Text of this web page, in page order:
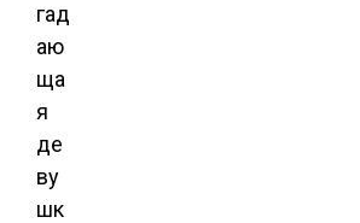
гад
аю
ща
я
де
ву
шк